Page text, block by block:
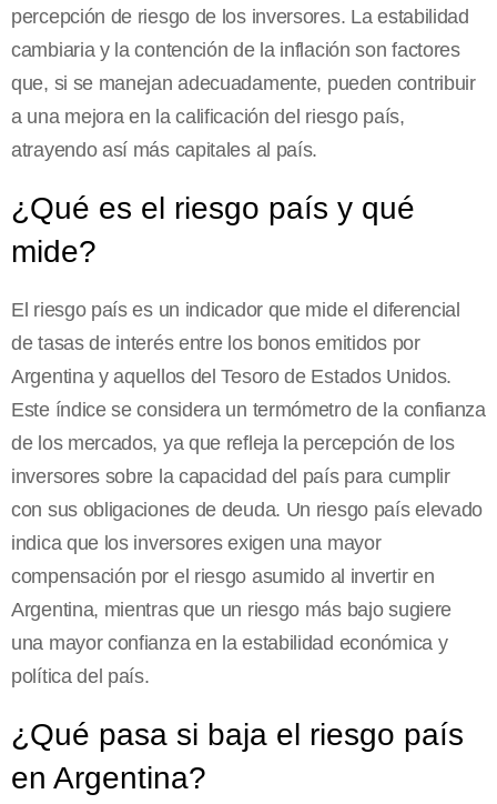
percepción de riesgo de los inversores. La estabilidad
cambiaria y la contención de la inflación son factores
que, si se manejan adecuadamente, pueden contribuir
a una mejora en la calificación del riesgo país,
atrayendo así más capitales al país.
¿Qué es el riesgo país y qué
mide?
El riesgo país es un indicador que mide el diferencial
de tasas de interés entre los bonos emitidos por
Argentina y aquellos del Tesoro de Estados Unidos.
Este índice se considera un termómetro de la confianza
de los mercados, ya que refleja la percepción de los
inversores sobre la capacidad del país para cumplir
con sus obligaciones de deuda. Un riesgo país elevado
indica que los inversores exigen una mayor
compensación por el riesgo asumido al invertir en
Argentina, mientras que un riesgo más bajo sugiere
una mayor confianza en la estabilidad económica y
política del país.
¿Qué pasa si baja el riesgo país
en Argentina?